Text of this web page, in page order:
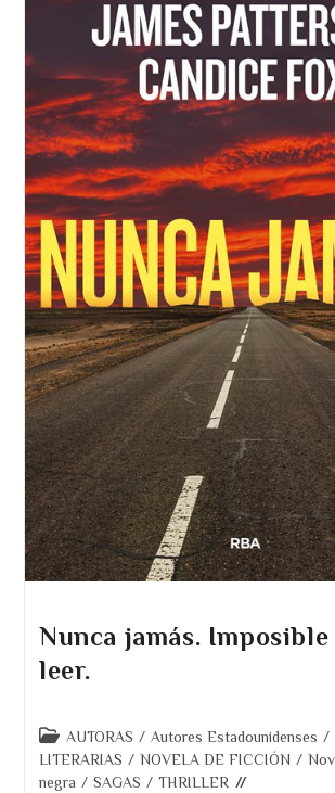
Nunca jamás.
leer.
Categoría
de
la
AUTORAS / Autores Estadounidenses /
LITERARIAS / NOVELA DE FICCIÓN /
negra / SAGAS / THRILLER